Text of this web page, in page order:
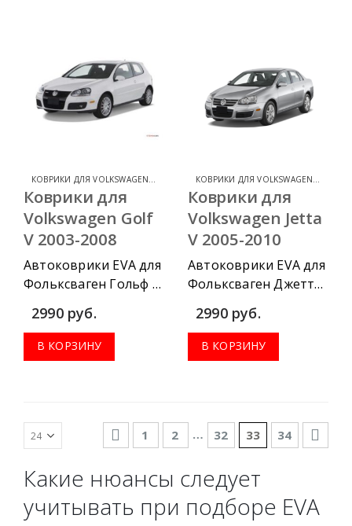
КОВРИКИ ДЛЯ VOLKSWAGEN GOLF КОВРИКИ ДЛЯ VOLKSWAGEN
Коврики для
Volkswagen Golf
V 2003-2008
Автоковрики EVA для
Фольксваген Гольф 5
2003-2008 можно
приобрести в
комплектации:
водительский
2990 руб.
В КОРЗИНУ
КОВРИКИ ДЛЯ VOLKSWAGEN JETTA
Коврики для
Volkswagen Jetta
V 2005-2010
Автоковрики EVA для
Фольксваген Джетта
5 2005-2010 можно
приобрести в
комплектации:
водительский
2990 руб.
В КОРЗИНУ
1 2 … 32 33 34
Какие нюансы следует
учитывать при подборе EVA